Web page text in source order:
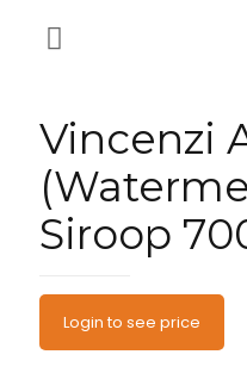
Vincenzi
Siroop
Login to see price